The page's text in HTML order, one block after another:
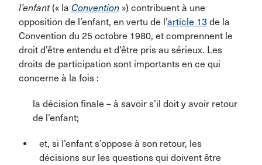
l’enfant(« la Convention ») contribuent à une
opposition de l’enfant, en vertu de l’article 13 de la
Convention du 25 octobre 1980, et comprennent le
droit d’être entendu et d’être pris au sérieux. Les
droits de participation sont importants en ce qui
concerne à la fois :
la décision finale – à savoir s’il doit y avoir retour
de l’enfant;
et, si l’enfant s’oppose à son retour, les
décisions sur les questions qui doivent être